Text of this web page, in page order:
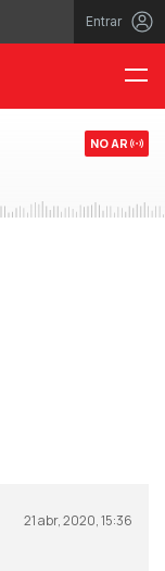
Entrar
NO AR
21 abr, 2020, 15:36